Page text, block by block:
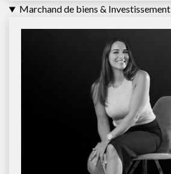
Marchand de biens & Investissement